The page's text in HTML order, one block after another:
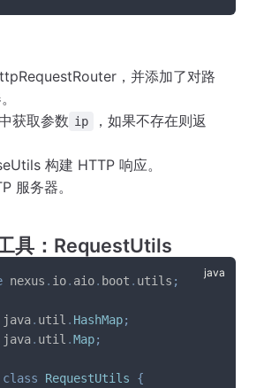
，并添加了对路
获取参数 ip
，如果不存在则返
构建 HTTP 响应。
服务器。
具：RequestUtils
nexus . io. aio. boot . utils ;
java. util . HashMap;
java. util .Map;
class RequestUtils {